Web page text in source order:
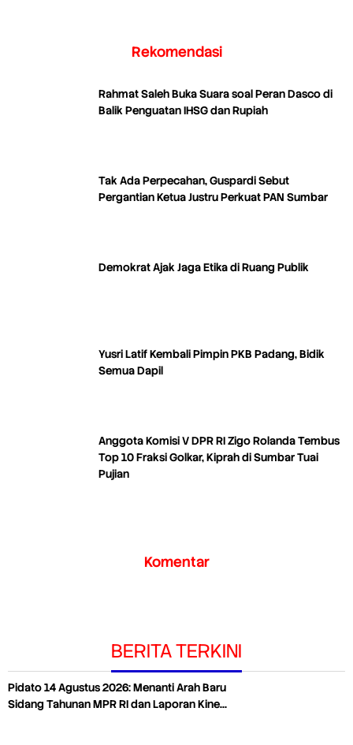
Rekomendasi
Rahmat Saleh Buka Suara soal Peran Dasco di
Balik Penguatan IHSG dan Rupiah
Tak Ada Perpecahan, Guspardi Sebut
Pergantian Ketua Justru Perkuat PAN Sumbar
Demokrat Ajak Jaga Etika di Ruang Publik
Yusri Latif Kembali Pimpin PKB Padang, Bidik
Semua Dapil
Anggota Komisi V DPR RI Zigo Rolanda Tembus
Top 10 Fraksi Golkar, Kiprah di Sumbar Tuai
Pujian
Komentar
BERITA TERKINI
Pidato 14 Agustus 2026: Menanti Arah Baru
Sidang Tahunan MPR RI dan Laporan Kine…